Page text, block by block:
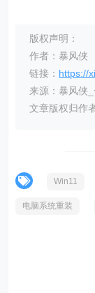
版权声明：
作者：暴风侠
链接： https://
来源：暴风侠
文章版权归作
Win11
电脑系统重装